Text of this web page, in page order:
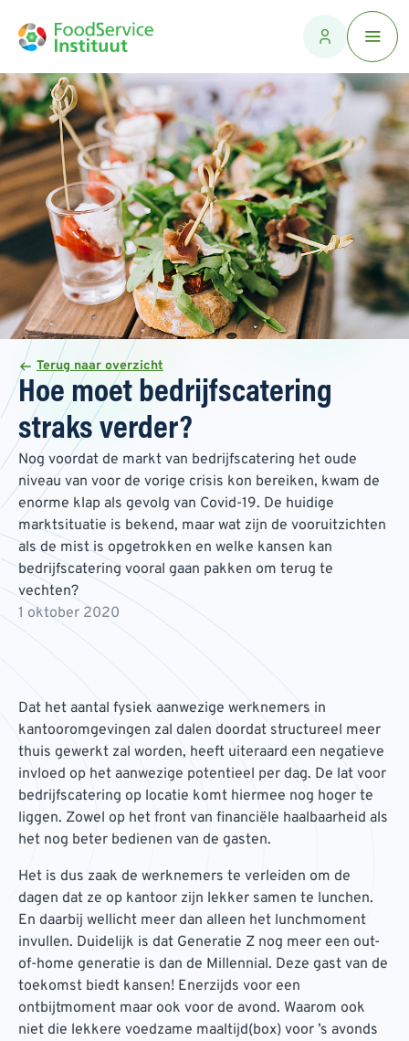
Terug naar overzicht
Hoe moet bedrijfscatering
straks verder?
Nog voordat de markt van bedrijfscatering het oude
niveau van voor de vorige crisis kon bereiken, kwam de
enorme klap als gevolg van Covid-19. De huidige
marktsituatie is bekend, maar wat zijn de vooruitzichten
als de mist is opgetrokken en welke kansen kan
bedrijfscatering vooral gaan pakken om terug te
vechten?
1 oktober 2020
Dat het aantal fysiek aanwezige werknemers in
kantooromgevingen zal dalen doordat structureel meer
thuis gewerkt zal worden, heeft uiteraard een negatieve
invloed op het aanwezige potentieel per dag. De lat voor
bedrijfscatering op locatie komt hiermee nog hoger te
liggen. Zowel op het front van financiële haalbaarheid als
het nog beter bedienen van de gasten.
Het is dus zaak de werknemers te verleiden om de
dagen dat ze op kantoor zijn lekker samen te lunchen.
En daarbij wellicht meer dan alleen het lunchmoment
invullen. Duidelijk is dat Generatie Z nog meer een out-
of-home generatie is dan de Millennial. Deze gast van de
toekomst biedt kansen! Enerzijds voor een
ontbijtmoment maar ook voor de avond. Waarom ook
niet die lekkere voedzame maaltijd(box) voor ’s avonds